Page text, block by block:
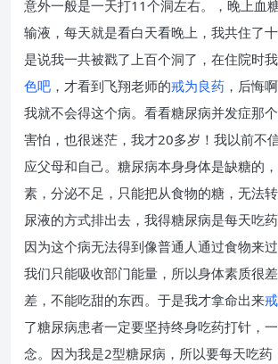
意外一般是一天打11个洞左右。，晚上血
输液，每天就是看白天看晚上，我共住了
是说我一共被戳了上百个洞了，在住院时
色吧 ，才看到飞翔老师的戒为良药 ，后悔
我就不会得这个病。看看糖尿病并发症那
害怕，也很迷茫，我才20多岁！我以前不
应父母和自己。糖尿病本身身体是缺糖的
素，分泌不足，只能把从食物的糖，无法
尿液的方式排出去，我得糖尿病是每天吃药
因为这个病无法得到像普通人通过食物来
我们只能吸收部门能量，所以身体素质很
差，不能吃甜的东西。于是我才拿命出来
了糖尿病患者一定要坚持终身吃药打针，
念。因为我是2型糖尿病，所以要每天吃药